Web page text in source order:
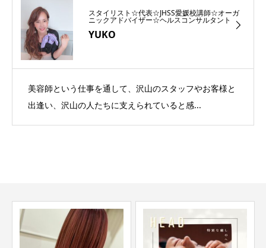
スタイリスト☆代表☆JHSS愛媛校講師☆オーガ
ニックアドバイザー☆ヘルスコンサルタント
YUKO
美容師という仕事を通して、沢山のスタッフやお客様と
出逢い、沢山の人たちに支えられていると感...